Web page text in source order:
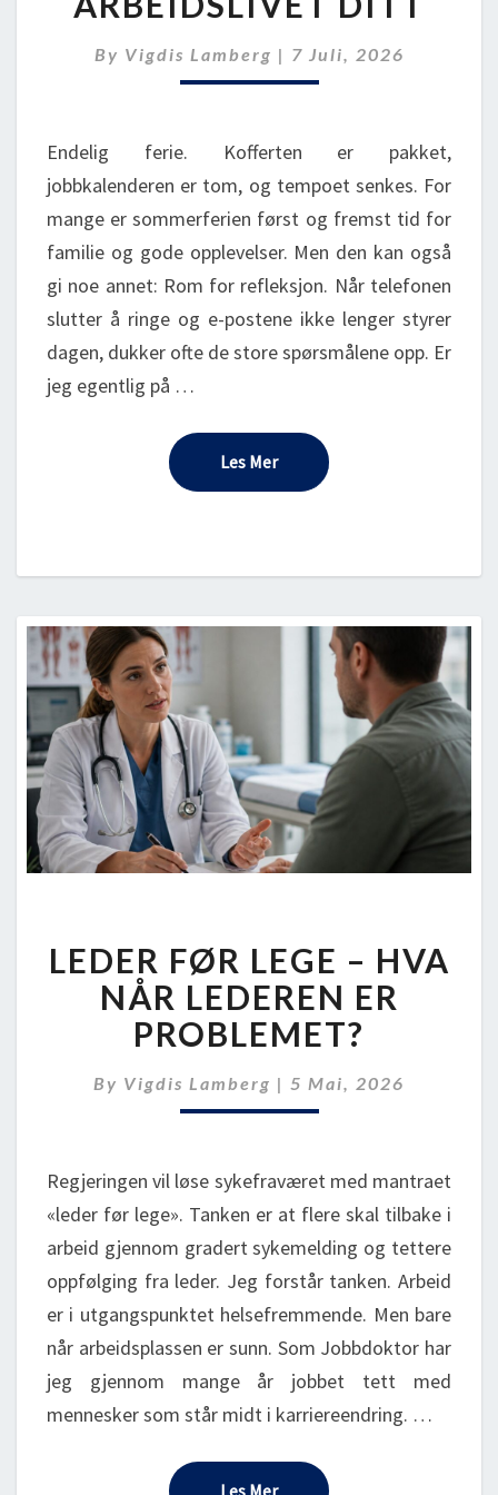
RESTEN
ARBEIDSLIVET
By Vigdis Lamberg | 7 Juli, 2026
Endelig ferie. Kofferten er pakket,
jobbkalenderen er tom, og tempoet senkes. For
mange er sommerferien først og fremst tid for
familie og gode opplevelser. Men den kan også
gi noe annet: Rom for refleksjon. Når telefonen
slutter å ringe og e-postene ikke lenger styrer
dagen, dukker ofte de store spørsmålene opp. Er
jeg egentlig på …
Les MerLes Mer
FØR
LEGE
–
HVA
LEDEREN
LEDER FØR LEGE – HVA
NÅR LEDEREN ER
PROBLEMET?
By Vigdis Lamberg | 5 Mai, 2026
Regjeringen vil løse sykefraværet med mantraet
«leder før lege». Tanken er at flere skal tilbake i
arbeid gjennom gradert sykemelding og tettere
oppfølging fra leder. Jeg forstår tanken. Arbeid
er i utgangspunktet helsefremmende. Men bare
når arbeidsplassen er sunn. Som Jobbdoktor har
jeg gjennom mange år jobbet tett med
mennesker som står midt i karriereendring. …
Les MerLes Mer